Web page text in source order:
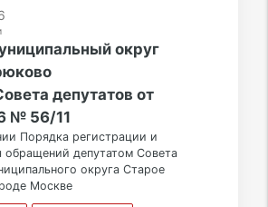
округ
депутатов от
№ 56/11
Порядка регистрации и
обращений депутатом Совета
округа Старое
Москве